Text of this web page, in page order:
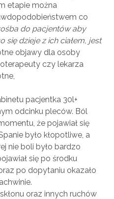
etapie można
co
do pacjentów aby
dzieje z ich ciałem, jest
objawy dla osoby
czy lekarza
pacjentka 30l+
odcinku pleców. Ból
że pojawiał się
było kłopotliwe, a
nie boli było bardzo
się po środku
po dopytaniu okazało
oraz innych ruchów